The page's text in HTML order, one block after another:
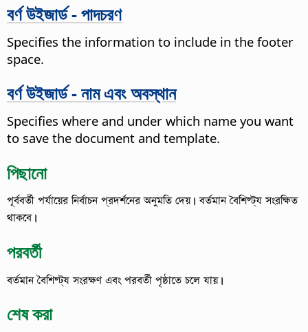
বর্ণ উইজার্ড - পাদচরণ
Specifies the information to include in the footer
space.
বর্ণ উইজার্ড - নাম এবং অবস্থান
Specifies where and under which name you want
to save the document and template.
পিছানো
পূর্ববর্তী পর্যায়ের নির্বাচন প্রদর্শনের অনুমতি দেয়। বর্তমান বৈশিষ্ট্য সংরক্ষিত
থাকবে।
পরবর্তী
বর্তমান বৈশিষ্ট্য সংরক্ষণ এবং পরবর্তী পৃষ্ঠাতে চলে যায়।
শেষ করা